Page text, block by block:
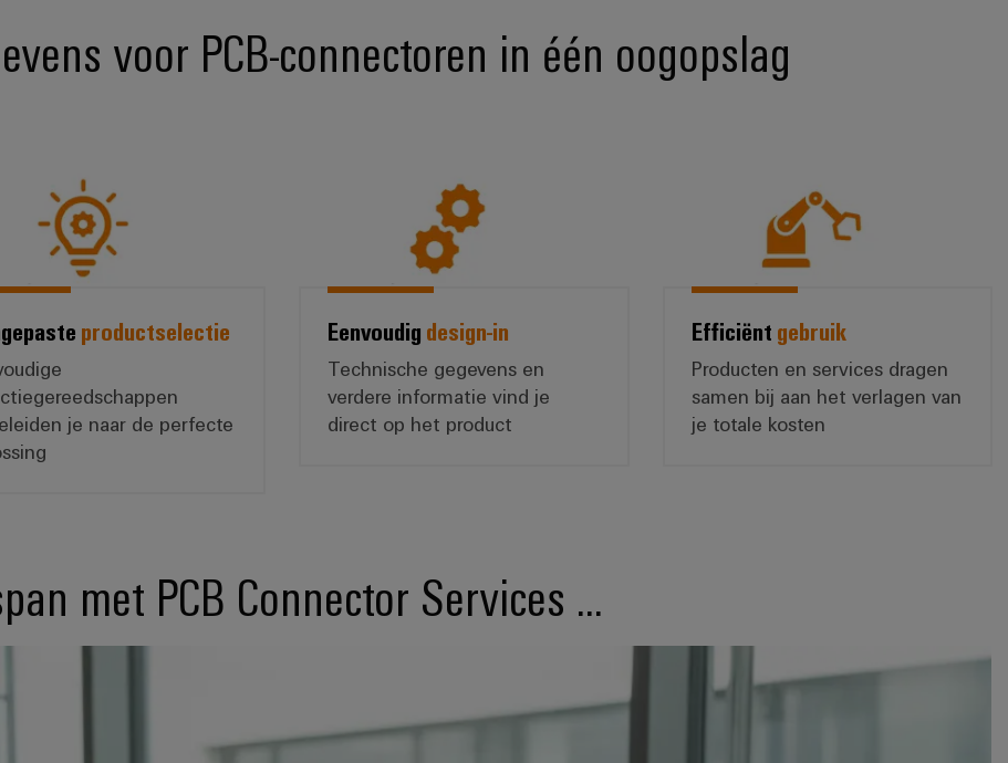
voor PCB-connectoren in één oogopslag
productselectie
je naar de perfecte
Eenvoudig design-in
Technische gegevens en
verdere informatie vind je
direct op het product
Efficiënt gebruik
Producten en services dragen
samen bij aan het verlagen van
je totale kosten
met PCB Connector Services ...